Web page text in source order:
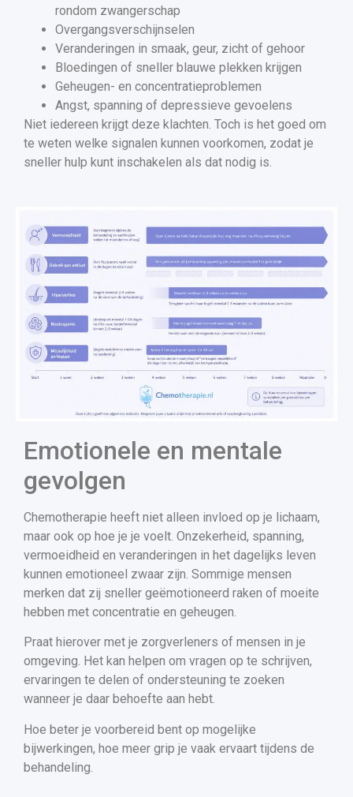
rondom zwangerschap
Overgangsverschijnselen
Veranderingen in smaak, geur, zicht of gehoor
Bloedingen of sneller blauwe plekken krijgen
Geheugen- en concentratieproblemen
Angst, spanning of depressieve gevoelens
Niet iedereen krijgt deze klachten. Toch is het goed om
te weten welke signalen kunnen voorkomen, zodat je
sneller hulp kunt inschakelen als dat nodig is.
Emotionele en mentale
gevolgen
Chemotherapie heeft niet alleen invloed op je lichaam,
maar ook op hoe je je voelt. Onzekerheid, spanning,
vermoeidheid en veranderingen in het dagelijks leven
kunnen emotioneel zwaar zijn. Sommige mensen
merken dat zij sneller geëmotioneerd raken of moeite
hebben met concentratie en geheugen.
Praat hierover met je zorgverleners of mensen in je
omgeving. Het kan helpen om vragen op te schrijven,
ervaringen te delen of ondersteuning te zoeken
wanneer je daar behoefte aan hebt.
Hoe beter je voorbereid bent op mogelijke
bijwerkingen, hoe meer grip je vaak ervaart tijdens de
behandeling.